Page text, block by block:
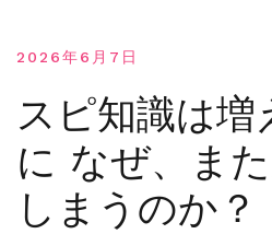
2026年6月7日
スピ知識は増
に なぜ、ま
しまうのか？